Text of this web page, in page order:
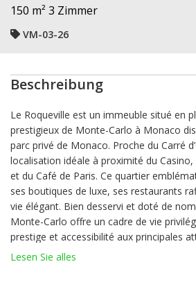
150 m² 3 Zimmer
VM-03-26
Beschreibung
Le Roqueville est un immeuble situé en
prestigieux de Monte-Carlo à Monaco
parc privé de Monaco. Proche du Carré
localisation idéale à proximité du
et du Café de Paris. Ce quartier
ses boutiques de luxe, ses restaurants
vie élégant. Bien desservi et doté de
Monte-Carlo offre un cadre de vie
prestige et accessibilité aux principales
Principauté.
Lesen Sie alles